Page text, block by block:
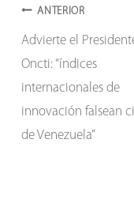
de
entradas
ANTERIOR
Advierte el
Oncti: “índices
internacionales de
innovación falsean
de Venezuela”